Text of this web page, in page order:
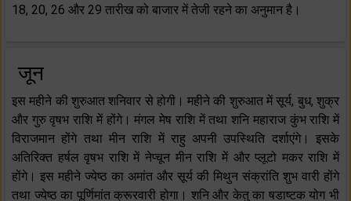
18, 20, 26 और 29 तारीख को बाजार में तेजी रहने का अनुमान है।
जून
इस महीने की शुरुआत शनिवार से होगी। महीने की शुरुआत में सूर्य, बुध, शुक्र
और गुरु वृषभ राशि में होंगे। मंगल मेष राशि में तथा शनि महाराज कुंभ राशि में
विराजमान होंगे तथा मीन राशि में राहु अपनी उपस्थिति दर्शाएंगे। इसके
अतिरिक्त हर्षल वृषभ राशि में नेप्चून मीन राशि में और प्लूटो मकर राशि में
होंगे। इस महीने ज्येष्ठ का अमांत और सूर्य की मिथुन संक्रांति शुभ वारी होंगे
तथा ज्येष्ठ का पूर्णिमांत क्रूरवारी होगा। शनि और केतु का षडाष्टक योग भी